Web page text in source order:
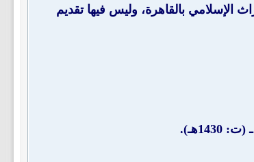
رحمه الله ـ (ت: 1419هـ)، نشرته مكتبة التراث الإسلامي بالقاهرة، وليس فيها تقديم